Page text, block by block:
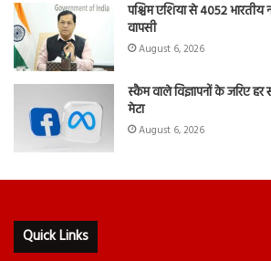
पश्चिम एशिया से 4052 भारतीय
वापसी
August 6, 2026
स्कैम वाले विज्ञापनों के जरिए हर
मेटा
August 6, 2026
Quick Links